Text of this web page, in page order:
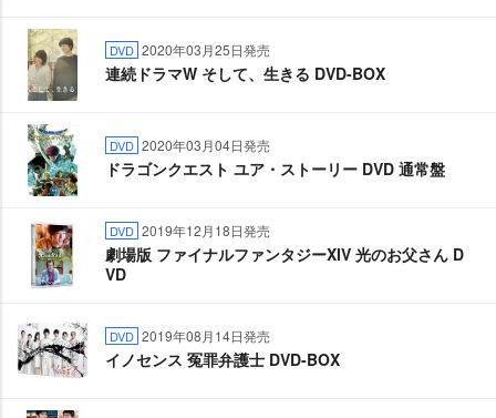
DVD 2020年03月25日発売
連続ドラマW そして、生きる DVD-BOX
DVD 2020年03月04日発売
ドラゴンクエスト ユア・ストーリー DVD 通常盤
DVD 2019年12月18日発売
劇場版 ファイナルファンタジーXIV 光のお父さん D
VD
DVD 2019年08月14日発売
イノセンス 冤罪弁護士 DVD-BOX